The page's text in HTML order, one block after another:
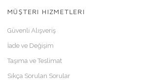
MÜŞTERI HIZMETLERI
Güvenli Alışveriş
İade ve Değişim
Taşıma ve Teslimat
Sıkça Sorulan Sorular